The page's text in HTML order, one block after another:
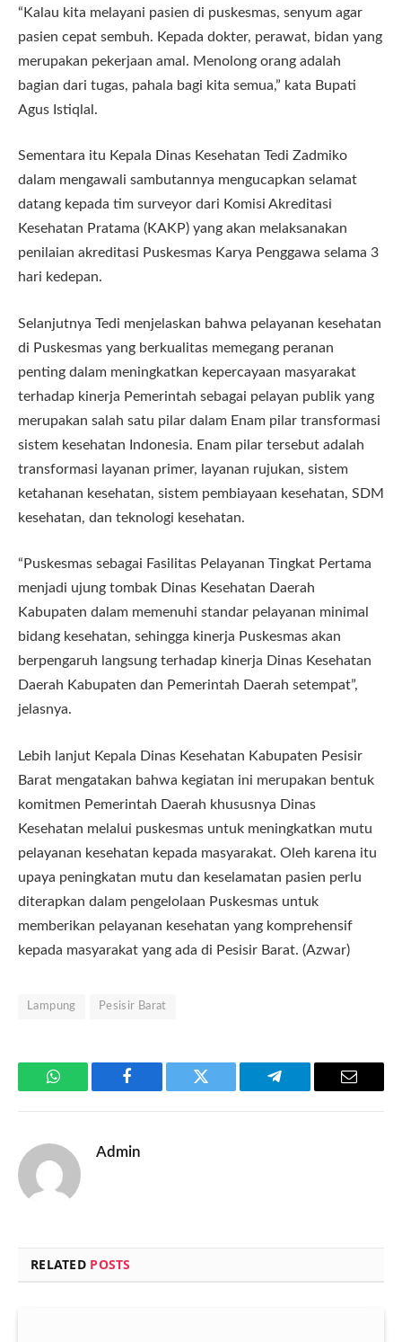
“Kalau kita melayani pasien di puskesmas, senyum agar
pasien cepat sembuh. Kepada dokter, perawat, bidan yang
merupakan pekerjaan amal. Menolong orang adalah
bagian dari tugas, pahala bagi kita semua,” kata Bupati
Agus Istiqlal.
Sementara itu Kepala Dinas Kesehatan Tedi Zadmiko
dalam mengawali sambutannya mengucapkan selamat
datang kepada tim surveyor dari Komisi Akreditasi
Kesehatan Pratama (KAKP) yang akan melaksanakan
penilaian akreditasi Puskesmas Karya Penggawa selama 3
hari kedepan.
Selanjutnya Tedi menjelaskan bahwa pelayanan kesehatan
di Puskesmas yang berkualitas memegang peranan
penting dalam meningkatkan kepercayaan masyarakat
terhadap kinerja Pemerintah sebagai pelayan publik yang
merupakan salah satu pilar dalam Enam pilar transformasi
sistem kesehatan Indonesia. Enam pilar tersebut adalah
transformasi layanan primer, layanan rujukan, sistem
ketahanan kesehatan, sistem pembiayaan kesehatan, SDM
kesehatan, dan teknologi kesehatan.
“Puskesmas sebagai Fasilitas Pelayanan Tingkat Pertama
menjadi ujung tombak Dinas Kesehatan Daerah
Kabupaten dalam memenuhi standar pelayanan minimal
bidang kesehatan, sehingga kinerja Puskesmas akan
berpengaruh langsung terhadap kinerja Dinas Kesehatan
Daerah Kabupaten dan Pemerintah Daerah setempat”,
jelasnya.
Lebih lanjut Kepala Dinas Kesehatan Kabupaten Pesisir
Barat mengatakan bahwa kegiatan ini merupakan bentuk
komitmen Pemerintah Daerah khususnya Dinas
Kesehatan melalui puskesmas untuk meningkatkan mutu
pelayanan kesehatan kepada masyarakat. Oleh karena itu
upaya peningkatan mutu dan keselamatan pasien perlu
diterapkan dalam pengelolaan Puskesmas untuk
memberikan pelayanan kesehatan yang komprehensif
kepada masyarakat yang ada di Pesisir Barat. (Azwar)
Lampung Pesisir Barat
WhatsApp Facebook Twitter Telegram Email
Admin
RELATED POSTS